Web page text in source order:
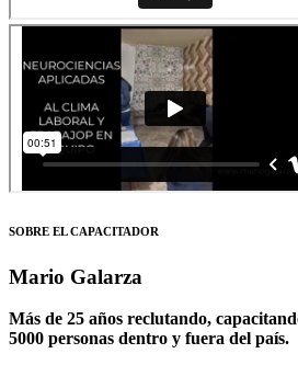
SOBRE EL CAPACITADOR
Mario Galarza
Más de 25 años reclutando,
5000 personas dentro y fuera del país.